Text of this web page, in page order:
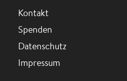
Kontakt
Spenden
Datenschutz
Impressum